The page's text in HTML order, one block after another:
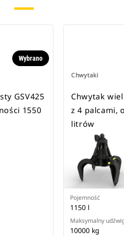
Wybrano
GSV425
1550
Chwytaki
Chwytak
z 4 palcami,
litrów
Pojemność
1150 l
Maksymalny
10000 kg